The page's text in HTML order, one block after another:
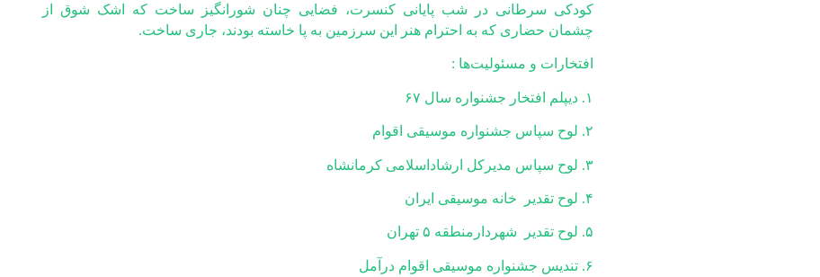
کودکی سرطانی در شب پایانی کنسرت، فضایی چنان شورانگیز ساخت که اشک شوق از
چشمان حضاری که به احترام هنر این سرزمین به پا خاسته بودند، جاری ساخت.
افتخارات و مسئولیت‌ها :
۱. دیپلم افتخار جشنواره سال ۶۷
۲. لوح سپاس جشنواره موسیقی اقوام
۳. لوح سپاس مدیرکل ارشاداسلامی کرمانشاه
۴. لوح تقدیر خانه موسیقی ایران
۵. لوح تقدیر شهردارمنطقه ۵ تهران
۶. تندیس جشنواره موسیقی اقوام درآمل